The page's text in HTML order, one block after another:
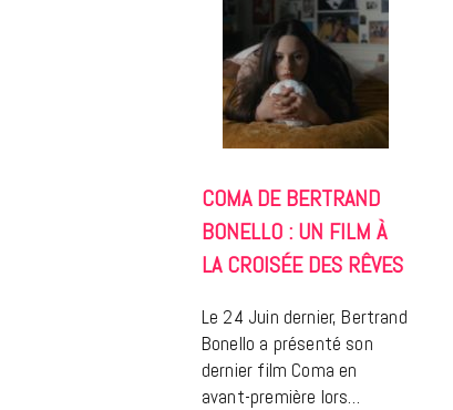
COMA DE BERTRAND
BONELLO : UN FILM À
LA CROISÉE DES RÊVES
Le 24 Juin dernier, Bertrand
Bonello a présenté son
dernier film Coma en
avant-première lors…